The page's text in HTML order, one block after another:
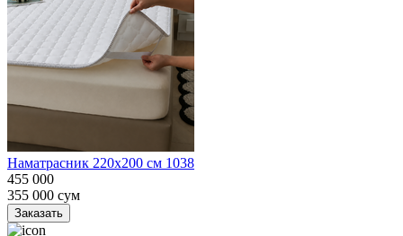
Наматрасник 220х200 см 1038
455 000
355 000 сум
Заказать